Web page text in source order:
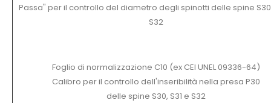
Passa" per il controllo del diametro degli spinotti delle spine S30,
S32
Foglio di normalizzazione C10 (ex CEI UNEL 09336-64)
Calibro per il controllo dell'inseribilità nella presa P30
delle spine S30, S31 e S32